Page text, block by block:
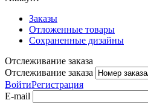
Заказы
Отложенные товары
Сохраненные дизайны
Отслеживание заказа
Отслеживание заказа
ВойтиРегистрация
E-mail